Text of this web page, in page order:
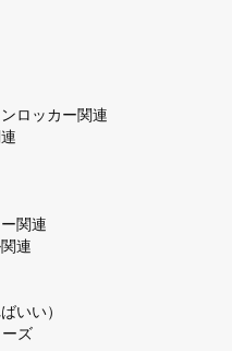
ロッカー関連
関連
連
いい）
ズ